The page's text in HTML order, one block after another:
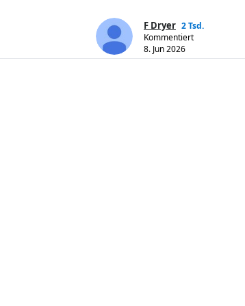
F Dryer 2 Tsd.
Kommentiert
8. Jun 2026